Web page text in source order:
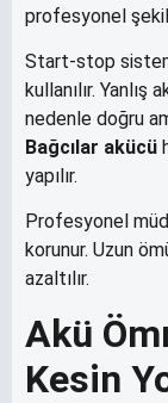
profesyonel
Start-stop
kullanılır. Yanlış
nedenle doğru
Bağcılar akücü
yapılır.
Profesyonel
korunur. Uzun
azaltılır.
Akü
Kesin